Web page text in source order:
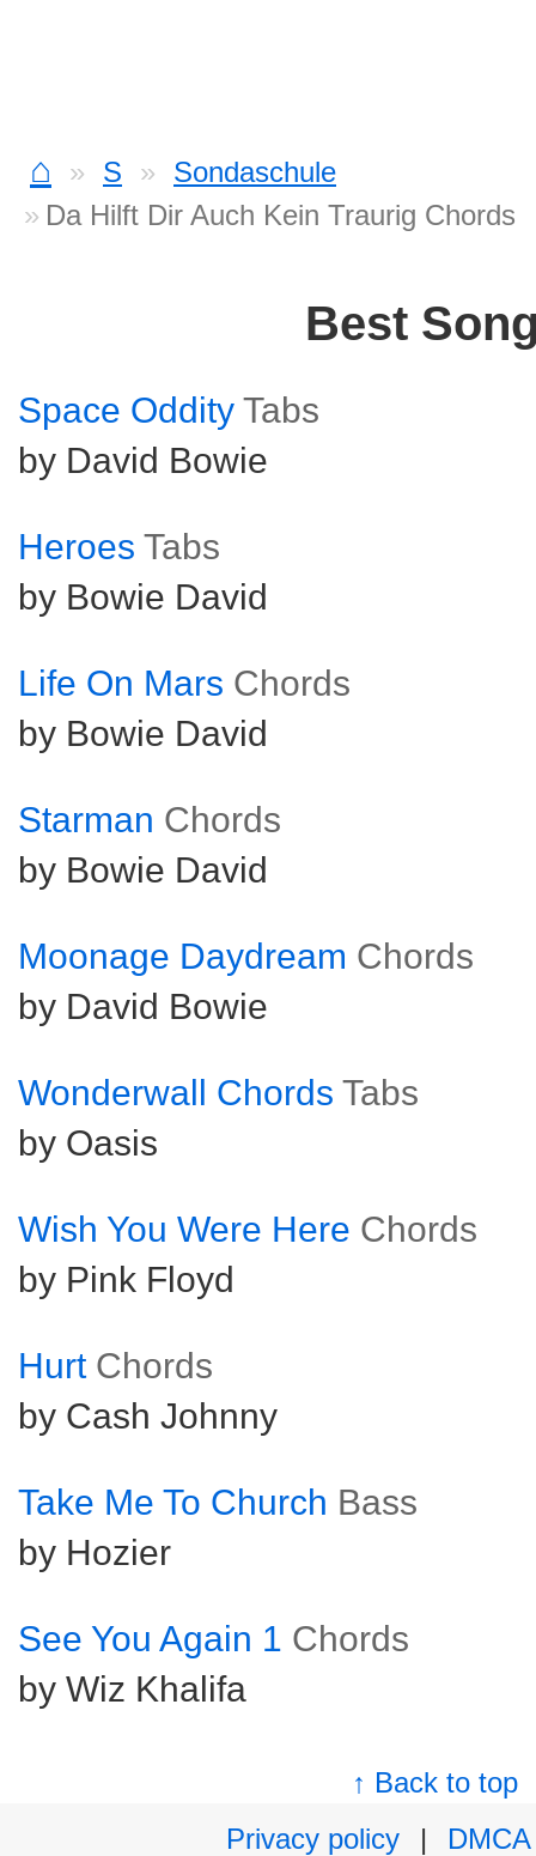
⌂ S
Sondaschule
Da Hilft Dir Auch Kein Traurig Chords
Best
Space Oddity Tabs
by David Bowie
Heroes Tabs
by Bowie David
Life On Mars Chords
by Bowie David
Starman Chords
by Bowie David
Moonage Daydream Chords
by David Bowie
Wonderwall Chords Tabs
by Oasis
Wish You Were Here Chords
by Pink Floyd
Hurt Chords
by Cash Johnny
Take Me To Church Bass
by Hozier
See You Again 1 Chords
by Wiz Khalifa
↑ Back to top
Privacy policy
|
DMCA